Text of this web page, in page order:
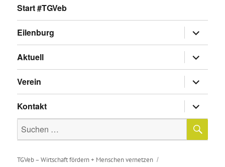
Start #TGVeb
Eilenburg
anzeigen
Aktuell
anzeigen
Verein
anzeigen
Kontakt
anzeigen
Suche
nach:
TGVeb – Wirtschaft fördern + Menschen vernetzen